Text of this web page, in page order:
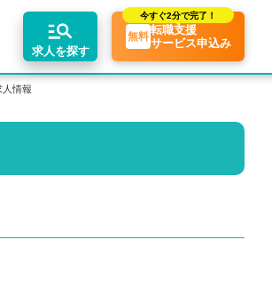
求人を探す
今すぐ2分で完了！
無料転職支援
サービス申込み
職相談会・セミナー
転職お役立ち情報
業界情報の記事一覧
関東・首都圏
情報